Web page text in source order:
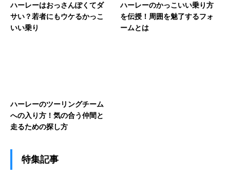
ハーレーはおっさんぽくてダ
サい？若者にもウケるかっこ
いい乗り
ハーレーのかっこいい乗り方
を伝授！周囲を魅了するフォ
ームとは
ハーレーのツーリングチーム
への入り方！気の合う仲間と
走るための探し方
特集記事